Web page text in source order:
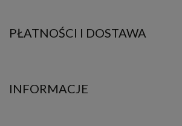
PŁATNOŚCI I DOSTAWA
INFORMACJE